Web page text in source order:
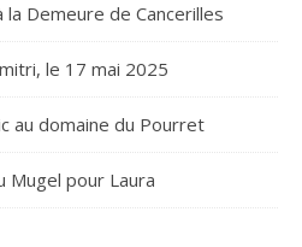
la Demeure de Cancerilles
le 17 mai 2025
au domaine du Pourret
Mugel pour Laura